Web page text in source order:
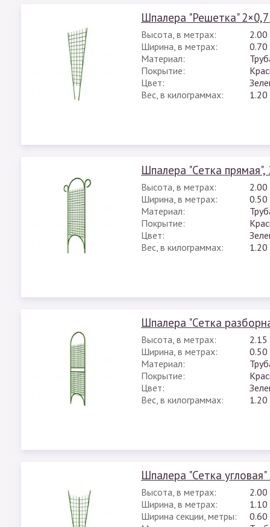
Шпалера "Решетка"
Высота, в метрах:
2.00
Ширина, в метрах:
0.70
Материал:
Покрытие:
Цвет:
Вес, в килограммах:
1.20
Шпалера "Сетка прямая",
Высота, в метрах:
2.00
Ширина, в метрах:
0.50
Материал:
Покрытие:
Цвет:
Вес, в килограммах:
1.20
Шпалера "Сетка
Высота, в метрах:
2.15
Ширина, в метрах:
0.50
Материал:
Покрытие:
Цвет:
Вес, в килограммах:
1.20
Шпалера "Сетка
Высота, в метрах:
2.00
Ширина, в метрах:
1.10
Ширина секции, метры:
0.60